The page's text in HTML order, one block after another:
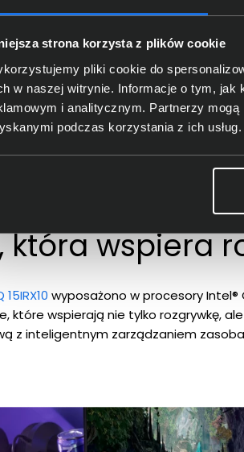
strona korzysta z plików cookie
pliki cookie do
w naszej witrynie. Informacje o tym, jak
i analitycznym. Partnerzy
podczas korzystania z ich usług.
Lenovo LOQ 15IRX10
która wspiera
wyposażono w procesory
które wspierają nie tylko rozgrywkę,
z inteligentnym zarządzaniem